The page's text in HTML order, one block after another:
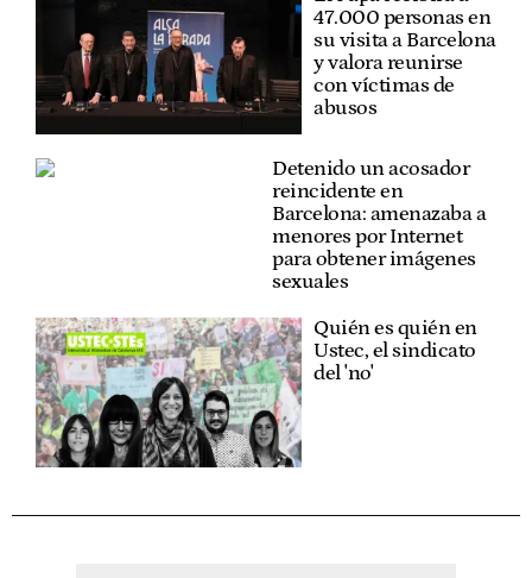
47.000 personas en
su visita a Barcelona
y valora reunirse
con víctimas de
abusos
Detenido un acosador
reincidente en
Barcelona: amenazaba a
menores por Internet
para obtener imágenes
sexuales
Quién es quién en
Ustec, el sindicato
del 'no'